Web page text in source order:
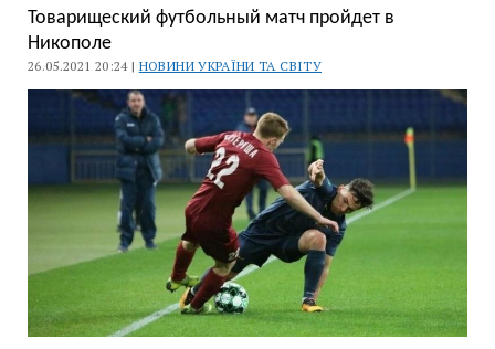
Товарищеский футбольный матч пройдет в
Никополе
26.05.2021 20:24 | НОВИНИ УКРАЇНИ ТА СВІТУ